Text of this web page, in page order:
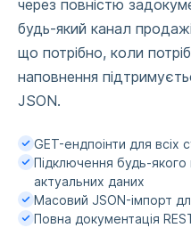
через повністю
будь-який канал
що потрібно, коли
наповнення
JSON.
GET-ендпоінти для всіх
Підключення будь-
актуальних даних
Масовий JSON-імпорт
Повна документація